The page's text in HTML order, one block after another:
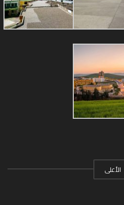
الأعلى